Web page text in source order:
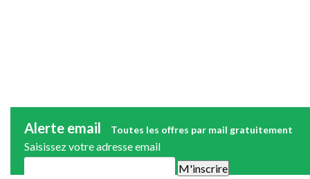
Alerte email Toutes les offres par mail gratuitement
Saisissez votre adresse email